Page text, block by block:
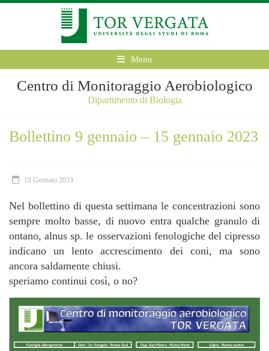
Menu
Centro di Monitoraggio Aerobiologico
Dipartimento di Biologia
Bollettino 9 gennaio – 15 gennaio 2023
19 Gennaio 2023
Nel bollettino di questa settimana le concentrazioni sono
sempre molto basse, di nuovo entra qualche granulo di
ontano, alnus sp. le osservazioni fenologiche del cipresso
indicano un lento accrescimento dei coni, ma sono
ancora saldamente chiusi.
speriamo continui così, o no?